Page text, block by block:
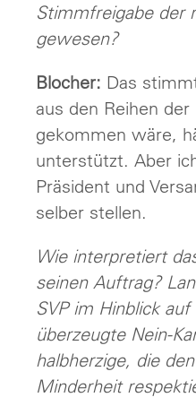
Stimmfreigabe der
gewesen?
Blocher: Das
aus den Reihen
gekommen wäre,
unterstützt. Aber
Präsident und
selber stellen.
Wie interpretiert
seinen Auftrag?
SVP im Hinblick
überzeugte Nein-
halbherzige, die
Minderheit